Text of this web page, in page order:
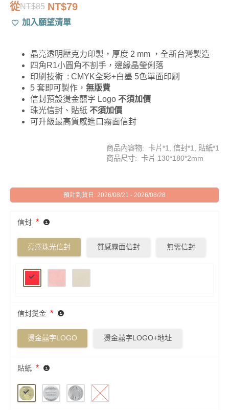
從NT$85
原
始
格：
NT$85。
NT$79
目
前
格：
NT$79。
加入願望清單
晶亮透明壓克力印製，厚度 2 mm ，全新台灣製造
四角R1小圓角不割手，邊緣晶瑩俐落
印刷技術 : CMYK全彩+白墨 5色單面印刷
5 套即可製作， 無版費
信封預設燙金囍字 Logo 不須加價
珠光信封、貼紙 不須加價
可升級最高質感進口霧面信封
商品內容物: 卡片*1, 信封*1, 貼紙*1
商品尺寸: 卡片 130*180*2mm
預計到貨日: 2026/08/21 - 2026/08/28
信封 *
亮澤珠光信封 質感霧面信封 無需信封
信封燙金 *
燙金囍字LOGO 燙金囍字LOGO+地址
貼紙 *